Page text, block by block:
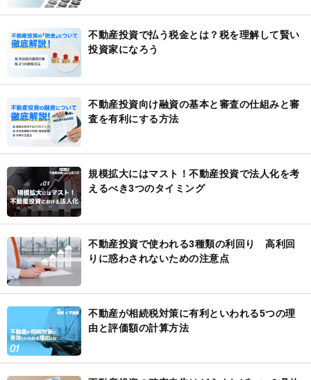
不動産投資で払う税金とは？税を理解して賢い
投資家になろう
不動産投資向け融資の基本と審査の仕組みと審
査を有利にする方法
規模拡大にはマスト！不動産投資で法人化を考
えるべき3つのタイミング
不動産投資で使われる3種類の利回り 高利回
りに惑わされないための注意点
不動産が相続税対策に有利といわれる5つの理
由と評価額の計算方法